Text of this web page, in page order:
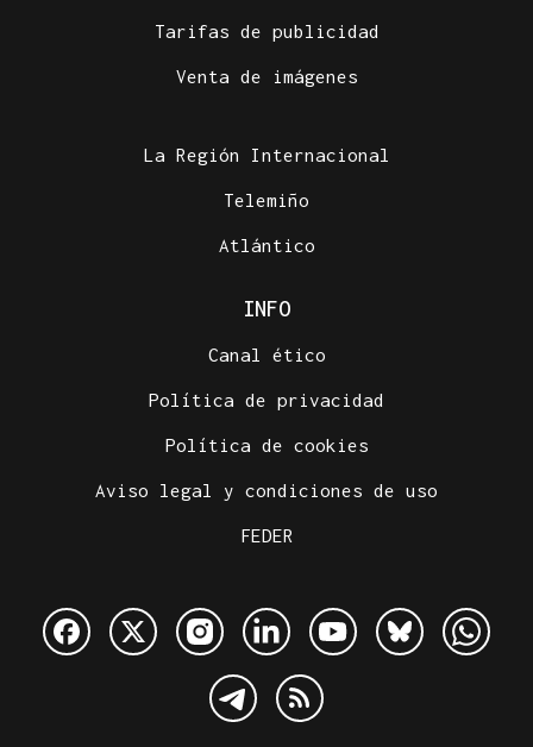
Tarifas de publicidad
Venta de imágenes
La Región Internacional
Telemiño
Atlántico
INFO
Canal ético
Política de privacidad
Política de cookies
Aviso legal y condiciones de uso
FEDER